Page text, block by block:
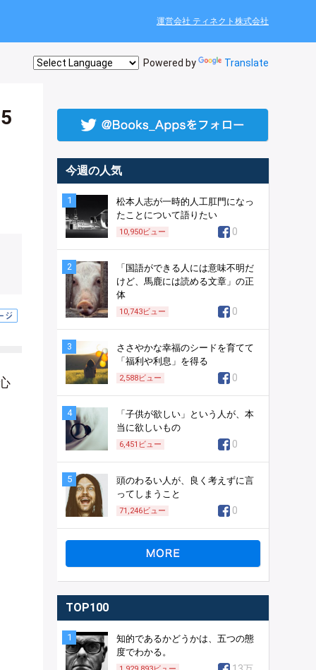
運営会社 ティネクト株式会社
Powered by Translate
今週の人気
1
松本人志が一時的人工肛門になっ
たことについて語りたい
10,950ビュー 0
2
「国語ができる人には意味不明だ
けど、馬鹿には読める文章」の正
体
10,743ビュー 0
3
ささやかな幸福のシードを育てて
「福利や利息」を得る
2,588ビュー 0
4
「子供が欲しい」という人が、本
当に欲しいもの
6,451 ビュー 0
5
頭のわるい人が、良く考えずに言
ってしまうこと
71,246ビュー 0
TOP100
1
知的であるかどうかは、五つの態
度でわかる。